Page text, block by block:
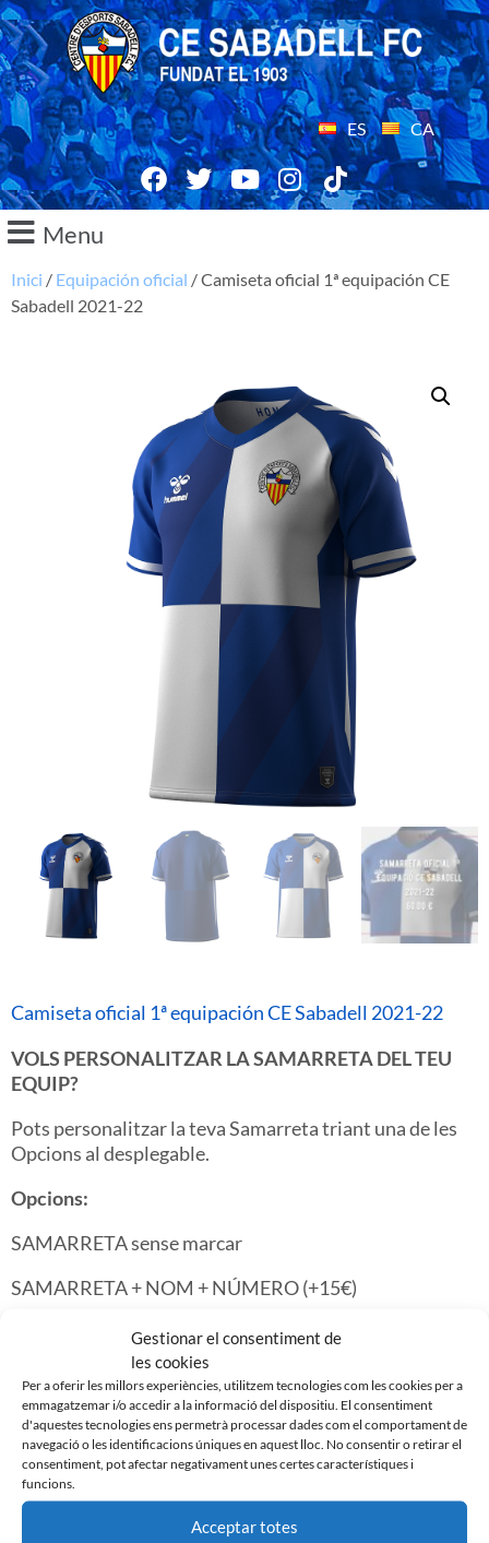
Gestionar el consentiment de
les cookies
Per a oferir les millors experiències, utilitzem tecnologies com les cookies per a
emmagatzemar i/o accedir a la informació del dispositiu. El consentiment
d'aquestes tecnologies ens permetrà processar dades com el comportament de
navegació o les identificacions úniques en aquest lloc. No consentir o retirar el
consentiment, pot afectar negativament unes certes característiques i
funcions.
Acceptar totes
ES CA
Menu
Inici / Equipación oficial / Camiseta oficial 1ª equipación CE
Sabadell 2021-22
Camiseta oficial 1ª equipación CE Sabadell 2021-22
VOLS PERSONALITZAR LA SAMARRETA DEL TEU
EQUIP?
Pots personalitzar la teva Samarreta triant una de les
Opcions al desplegable.
Opcions:
SAMARRETA sense marcar
SAMARRETA + NOM + NÚMERO (+15€)
SAMARRETA + NOM + NÚMERO + LIGA (18€)
Reviseu sempre:
el NOM O NÚMERO que ens envieu,
perquè seràExactamentel que nosaltres Marquem a la
Samarreta.
Només es personalitzaran les Samarretes si trieu la Opció
al desplegable i ens especifiqueu la personalització (nom,
número o logo LALIGA).